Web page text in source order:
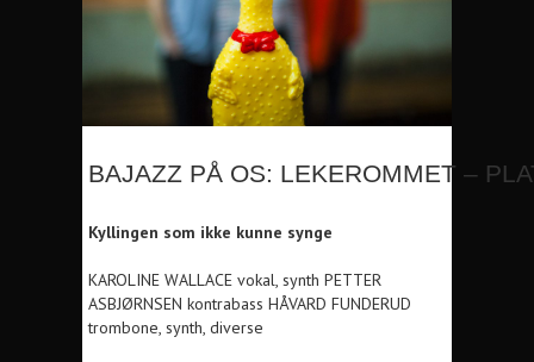
BAJAZZ PÅ OS: LEKEROMMET –
Kyllingen som ikke kunne synge
KAROLINE WALLACE vokal, synth PETTER
ASBJØRNSEN kontrabass HÅVARD FUNDERUD
trombone, synth, diverse